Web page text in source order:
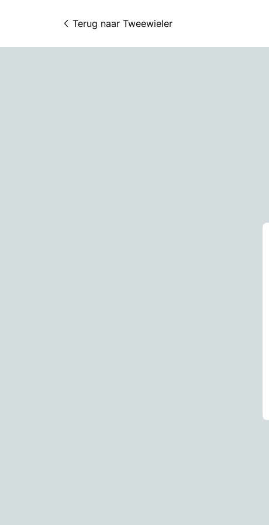
Terug naar Tweewieler